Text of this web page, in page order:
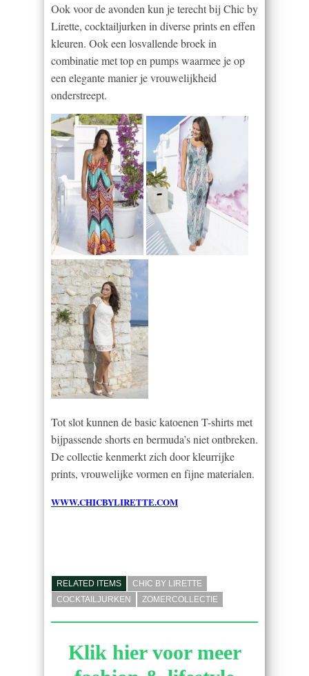
Ook voor de avonden kun je terecht bij Chic by
Lirette, cocktailjurken in diverse prints en effen
kleuren. Ook een losvallende broek in
combinatie met top en pumps waarmee je op
een elegante manier je vrouwelijkheid
onderstreept.
Tot slot kunnen de basic katoenen T-shirts met
bijpassende shorts en bermuda’s niet ontbreken.
De collectie kenmerkt zich door kleurrijke
prints, vrouwelijke vormen en fijne materialen.
WWW.CHICBYLIRETTE.COM
RELATED ITEMS
CHIC BY LIRETTE
COCKTAILJURKEN
ZOMERCOLLECTIE
Klik hier voor meer